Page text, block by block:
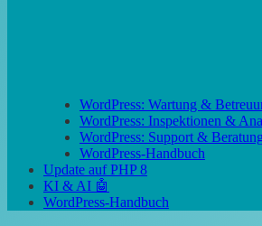
WordPress: Wartung &
WordPress: Inspektionen &
WordPress: Support & Beratung
WordPress-Handbuch
Update auf PHP 8
KI & AI 🤖
WordPress-Handbuch